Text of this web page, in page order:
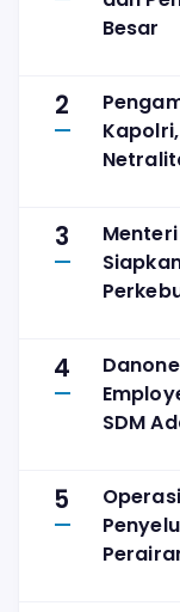
Besar
2
3
4
SDM
5